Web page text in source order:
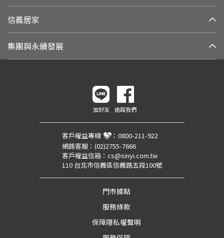
信義居家
集團與永續發展
加好友 追蹤我們
客戶權益專線 ： 0800-211-922
網路客服： (02)2755-7666
客戶權益信箱： cs@sinyi.com.tw
110 台北市信義區信義路五段100號
門市據點
服務條款
保障隱私權聲明